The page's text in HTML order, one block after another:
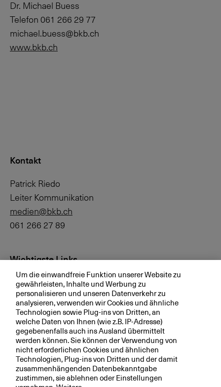
Dr. Michael Buess
Telefon 061 266 29 77
michael.buess@bkb.ch
www.bkb.ch
Kontakt
Patrick Riedo
Leiter Kommunikation
medien@bkb.ch
061 266 27 89
Wichtigste Links
Investor Relations
Medien
bkb.ch
Ihre BKB
Magazin
Jobs
Um die einwandfreie Funktion unserer Website zu
gewährleisten, Inhalte und Werbung zu
personalisieren und unseren Datenverkehr zu
analysieren, verwenden wir Cookies und ähnliche
Technologien sowie Plug-ins von Dritten, an
welche Daten von Ihnen (wie z.B. IP-Adresse)
gegebenenfalls auch ins Ausland übermittelt
werden können. Sie können der Verwendung von
nicht erforderlichen Cookies und ähnlichen
Technologien, Plug-ins von Dritten und der damit
zusammenhängenden Datenbekanntgabe
zustimmen, sie ablehnen oder Einstellungen